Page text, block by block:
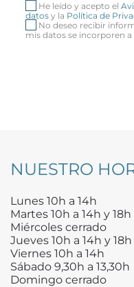
He leído y acepto el
datos y la Política de
No deseo recibir
mis datos se incorporen a
NUESTRO
Lunes 10h a 14h
Martes 10h a 14h y
Miércoles cerrado
Jueves 10h a 14h y
Viernes 10h a 14h
Sábado 9,30h a 13,30h
Domingo cerrado